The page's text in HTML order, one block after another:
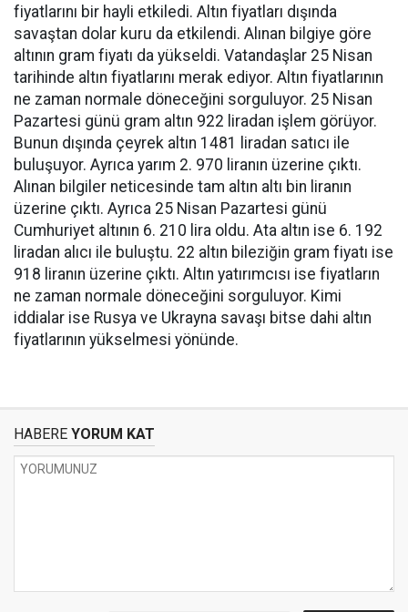
fiyatlarını bir hayli etkiledi. Altın fiyatları dışında
savaştan dolar kuru da etkilendi. Alınan bilgiye göre
altının gram fiyatı da yükseldi. Vatandaşlar 25 Nisan
tarihinde altın fiyatlarını merak ediyor. Altın fiyatlarının
ne zaman normale döneceğini sorguluyor. 25 Nisan
Pazartesi günü gram altın 922 liradan işlem görüyor.
Bunun dışında çeyrek altın 1481 liradan satıcı ile
buluşuyor. Ayrıca yarım 2. 970 liranın üzerine çıktı.
Alınan bilgiler neticesinde tam altın altı bin liranın
üzerine çıktı. Ayrıca 25 Nisan Pazartesi günü
Cumhuriyet altının 6. 210 lira oldu. Ata altın ise 6. 192
liradan alıcı ile buluştu. 22 altın bileziğin gram fiyatı ise
918 liranın üzerine çıktı. Altın yatırımcısı ise fiyatların
ne zaman normale döneceğini sorguluyor. Kimi
iddialar ise Rusya ve Ukrayna savaşı bitse dahi altın
fiyatlarının yükselmesi yönünde.
HABERE YORUM KAT